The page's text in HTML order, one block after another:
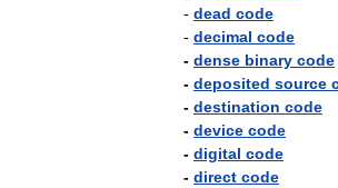
- dead code
- decimal code
- dense binary code
- deposited source
- destination code
- device code
- digital code
- direct code